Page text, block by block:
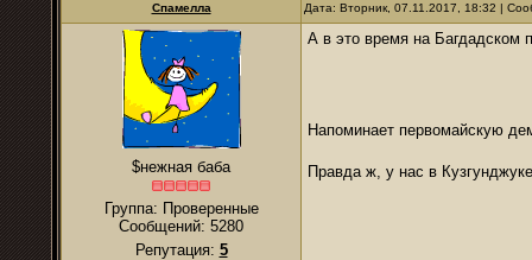
Спамелла Дата: Вторник, 07.11.2017, 18:32 |
$нежная баба
Группа: Проверенные
Сообщений: 5280
Репутация: 5
А в это время на Багдадском
Напоминает первомайскую
Правда ж, у нас в